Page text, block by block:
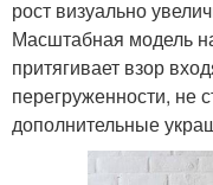
рост визуально
Масштабная модель
притягивает взор
перегруженности, не
дополнительные